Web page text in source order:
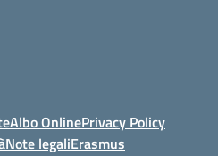
Albo OnlinePrivacy Policy
Note legaliErasmus